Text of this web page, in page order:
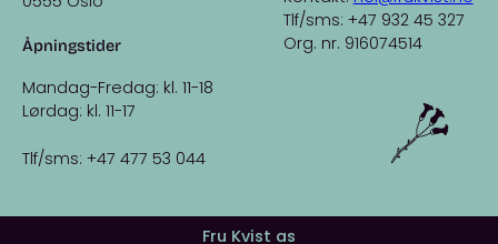
Åpningstider
Mandag-Fredag: kl. 11-18
Lørdag: kl. 11-17
Tlf/sms: +47 477 53 044
Tlf/sms: +47 932 45 327
Org. nr. 916074514
Fru Kvist as